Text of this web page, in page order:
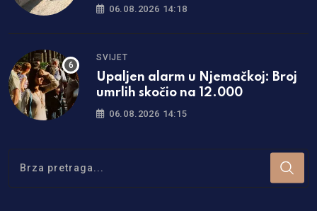
06.08.2026 14:18
SVIJET
Upaljen alarm u Njemačkoj: Broj
umrlih skočio na 12.000
06.08.2026 14:15